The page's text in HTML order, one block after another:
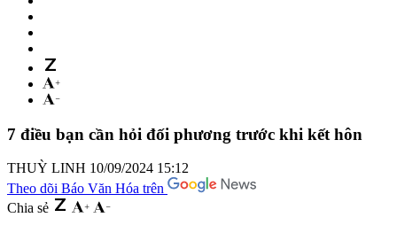
7 điều bạn cần hỏi đối phương trước khi kết hôn
THUỲ LINH 10/09/2024 15:12
Theo dõi Báo Văn Hóa trên
Chia sẻ